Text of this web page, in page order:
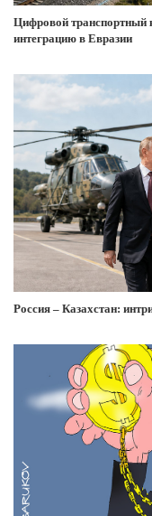
Цифровой транспортный
интеграцию в Евразии
Россия – Казахстан: